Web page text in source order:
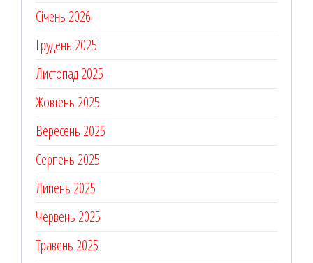
Січень 2026
Грудень 2025
Листопад 2025
Жовтень 2025
Вересень 2025
Серпень 2025
Липень 2025
Червень 2025
Травень 2025